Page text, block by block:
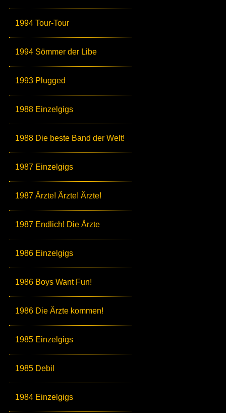
1994 Tour-Tour
1994 Sömmer der Libe
1993 Plugged
1988 Einzelgigs
1988 Die beste Band der Welt!
1987 Einzelgigs
1987 Ärzte! Ärzte! Ärzte!
1987 Endlich! Die Ärzte
1986 Einzelgigs
1986 Boys Want Fun!
1986 Die Ärzte kommen!
1985 Einzelgigs
1985 Debil
1984 Einzelgigs